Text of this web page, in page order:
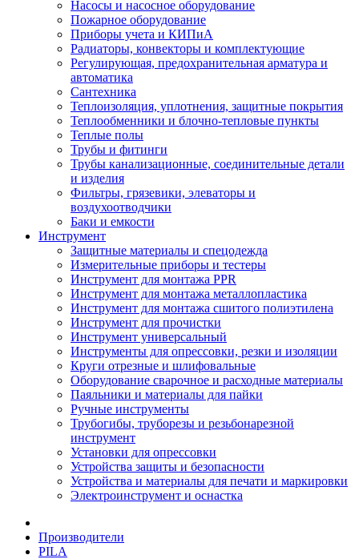
Насосы и насосное оборудование
Пожарное оборудование
Приборы учета и КИПиА
Радиаторы, конвекторы и комплектующие
Регулирующая, предохранительная арматура и
автоматика
Сантехника
Теплоизоляция, уплотнения, защитные покрытия
Теплообменники и блочно-тепловые пункты
Теплые полы
Трубы и фитинги
Трубы канализационные, соединительные детали
и изделия
Фильтры, грязевики, элеваторы и
воздухоотводчики
Баки и емкости
Инструмент
Защитные материалы и спецодежда
Измерительные приборы и тестеры
Инструмент для монтажа PPR
Инструмент для монтажа металлопластика
Инструмент для монтажа сшитого полиэтилена
Инструмент для прочистки
Инструмент универсальный
Инструменты для опрессовки, резки и изоляции
Круги отрезные и шлифовальные
Оборудование сварочное и расходные материалы
Паяльники и материалы для пайки
Ручные инструменты
Трубогибы, труборезы и резьбонарезной
инструмент
Установки для опрессовки
Устройства защиты и безопасности
Устройства и материалы для печати и маркировки
Электроинструмент и оснастка
Производители
PILA